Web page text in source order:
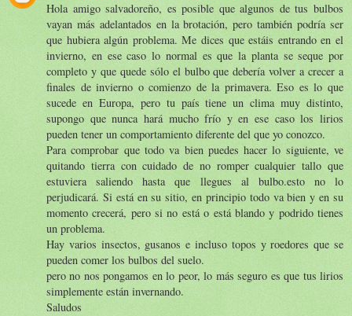
Hola amigo salvadoreño, es posible que algunos de tus bulbos
vayan más adelantados en la brotación, pero también podría ser
que hubiera algún problema. Me dices que estáis entrando en el
invierno, en ese caso lo normal es que la planta se seque por
completo y que quede sólo el bulbo que debería volver a crecer a
finales de invierno o comienzo de la primavera. Eso es lo que
sucede en Europa, pero tu país tiene un clima muy distinto,
supongo que nunca hará mucho frío y en ese caso los lirios
pueden tener un comportamiento diferente del que yo conozco.
Para comprobar que todo va bien puedes hacer lo siguiente, ve
quitando tierra con cuidado de no romper cualquier tallo que
estuviera saliendo hasta que llegues al bulbo.esto no lo
perjudicará. Si está en su sitio, en principio todo va bien y en su
momento crecerá, pero si no está o está blando y podrido tienes
un problema.
Hay varios insectos, gusanos e incluso topos y roedores que se
pueden comer los bulbos del suelo.
pero no nos pongamos en lo peor, lo más seguro es que tus lirios
simplemente están invernando.
Saludos